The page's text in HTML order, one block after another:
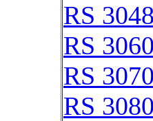
RS
RS
RS
RS